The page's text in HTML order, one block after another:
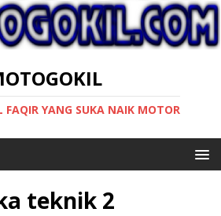
FAQIR YANG SUKA NAIK MOTOR
teknik 2